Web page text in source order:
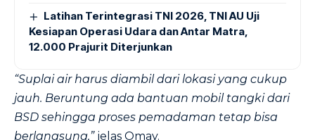
Latihan Terintegrasi TNI 2026, TNI AU Uji
Kesiapan Operasi Udara dan Antar Matra,
12.000 Prajurit Diterjunkan
“Suplai air harus diambil dari lokasi yang cukup
jauh. Beruntung ada bantuan mobil tangki dari
BSD sehingga proses pemadaman tetap bisa
berlangsung,”jelas Omay.